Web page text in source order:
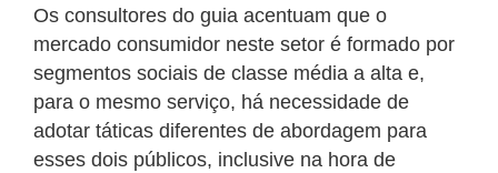
Os consultores do guia acentuam que o
mercado consumidor neste setor é formado por
segmentos sociais de classe média a alta e,
para o mesmo serviço, há necessidade de
adotar táticas diferentes de abordagem para
esses dois públicos, inclusive na hora de